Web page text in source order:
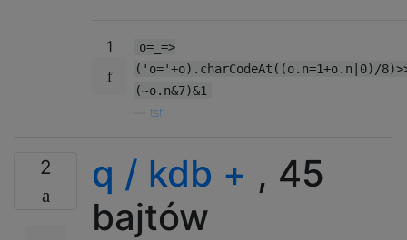
1
o=_=>
('o='+o).charCodeAt((o.n=1+o.n|0)/
(~o.n&7)&1
tsh
2 q / kdb + , 45
bajtów